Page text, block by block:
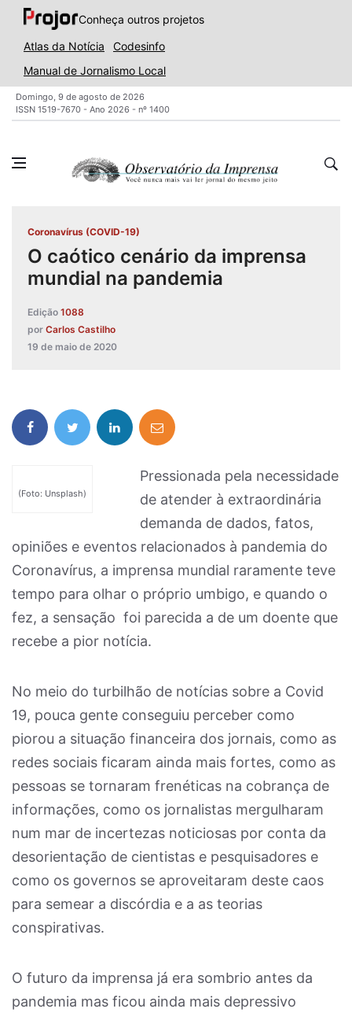
Conheça outros projetos
Atlas da Notícia
Codesinfo
Manual de Jornalismo Local
Domingo, 9 de agosto de 2026
ISSN 1519-7670 - Ano 2026 - nº 1400
Coronavírus (COVID-19)
O caótico cenário da imprensa
mundial na pandemia
Edição 1088
por Carlos Castilho
19 de maio de 2020
(Foto: Unsplash)
Pressionada pela necessidade
de atender à extraordinária
demanda de dados, fatos,
opiniões e eventos relacionados à pandemia do
Coronavírus, a imprensa mundial raramente teve
tempo para olhar o próprio umbigo, e quando o
fez, a sensação foi parecida a de um doente que
recebe a pior notícia.
No meio do turbilhão de notícias sobre a Covid
19, pouca gente conseguiu perceber como
piorou a situação financeira dos jornais, como as
redes sociais ficaram ainda mais fortes, como as
pessoas se tornaram frenéticas na cobrança de
informações, como os jornalistas mergulharam
num mar de incertezas noticiosas por conta da
desorientação de cientistas e pesquisadores e
como os governos se aproveitaram deste caos
para semear a discórdia e a as teorias
conspirativas.
O futuro da imprensa já era sombrio antes da
pandemia mas ficou ainda mais depressivo